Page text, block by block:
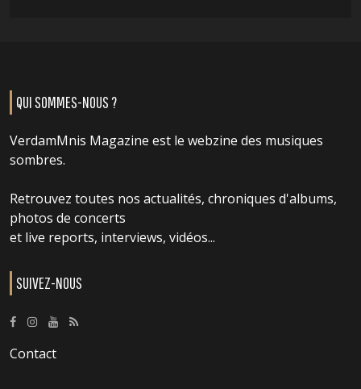
QUI SOMMES-NOUS ?
VerdamMnis Magazine est le webzine des musiques
sombres.
Retrouvez toutes nos actualités, chroniques d'albums,
photos de concerts
et live reports, interviews, vidéos...
SUIVEZ-NOUS
Contact